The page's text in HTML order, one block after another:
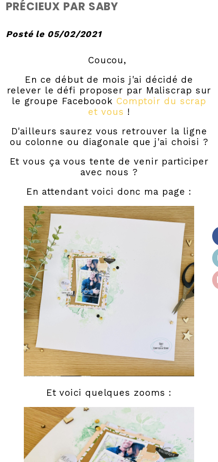
PRÉCIEUX PAR SABY
Posté le 05/02/2021
Coucou,
En ce début de mois j'ai décidé de
relever le défi proposer par Maliscrap sur
le groupe Faceboook Comptoir du scrap
et vous !
D'ailleurs saurez vous retrouver la ligne
ou colonne ou diagonale que j'ai choisi ?
Et vous ça vous tente de venir participer
avec nous ?
En attendant voici donc ma page :
Et voici quelques zooms :